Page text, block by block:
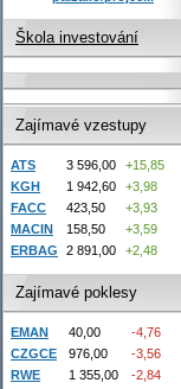
Škola investování
Zajímavé vzestupy
ATS 3 596,00
+15,85
KGH
1 942,60
+3,98
FACC
423,50
+3,93
MACIN
158,50
+3,59
ERBAG
2 891,00 +2,48
Zajímavé poklesy
EMAN 40,00
-4,76
CZGCE
976,00
-3,56
RWE
1 355,00
-2,84